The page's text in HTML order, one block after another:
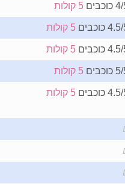
5 קולות
5 קולות
5 קולות
5 קולות
5 קולות